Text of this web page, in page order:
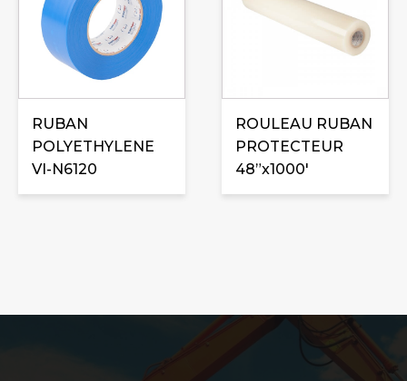
RUBAN
POLYETHYLENE
VI-N6120
plusieurs
variations.
peuvent
être
choisies
sur
la
ROULEAU RUBAN
PROTECTEUR
48”x1000′